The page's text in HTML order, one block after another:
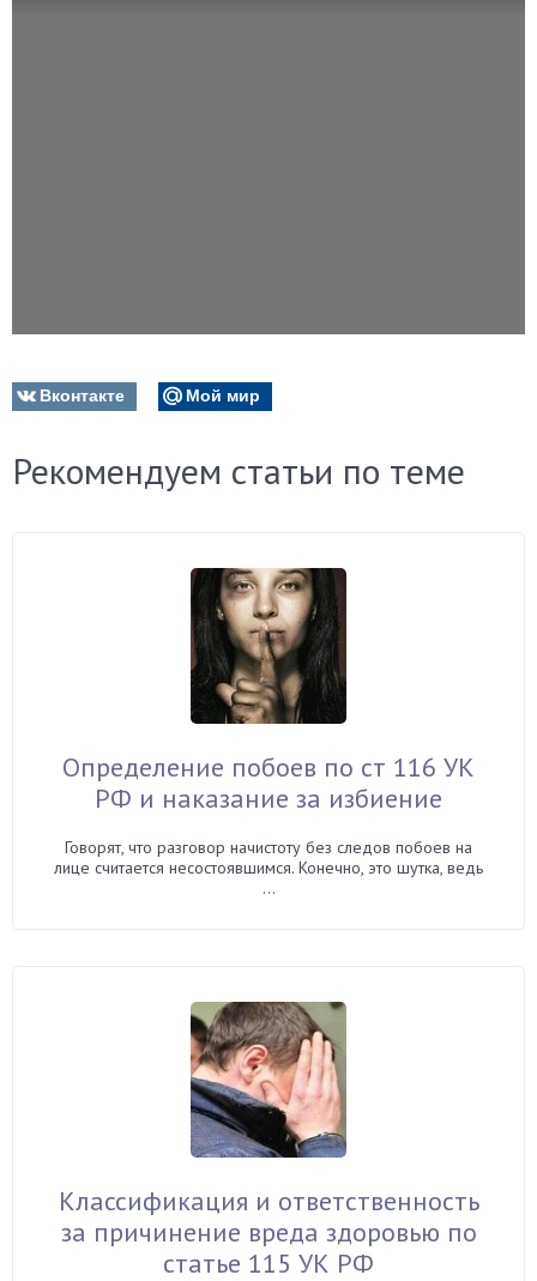
Вконтакте Мой мир
Рекомендуем статьи по теме
Определение побоев по ст 116 УК
РФ и наказание за избиение
Говорят, что разговор начистоту без следов побоев на
лице считается несостоявшимся. Конечно, это шутка, ведь
...
Классификация и ответственность
за причинение вреда здоровью по
статье 115 УК РФ